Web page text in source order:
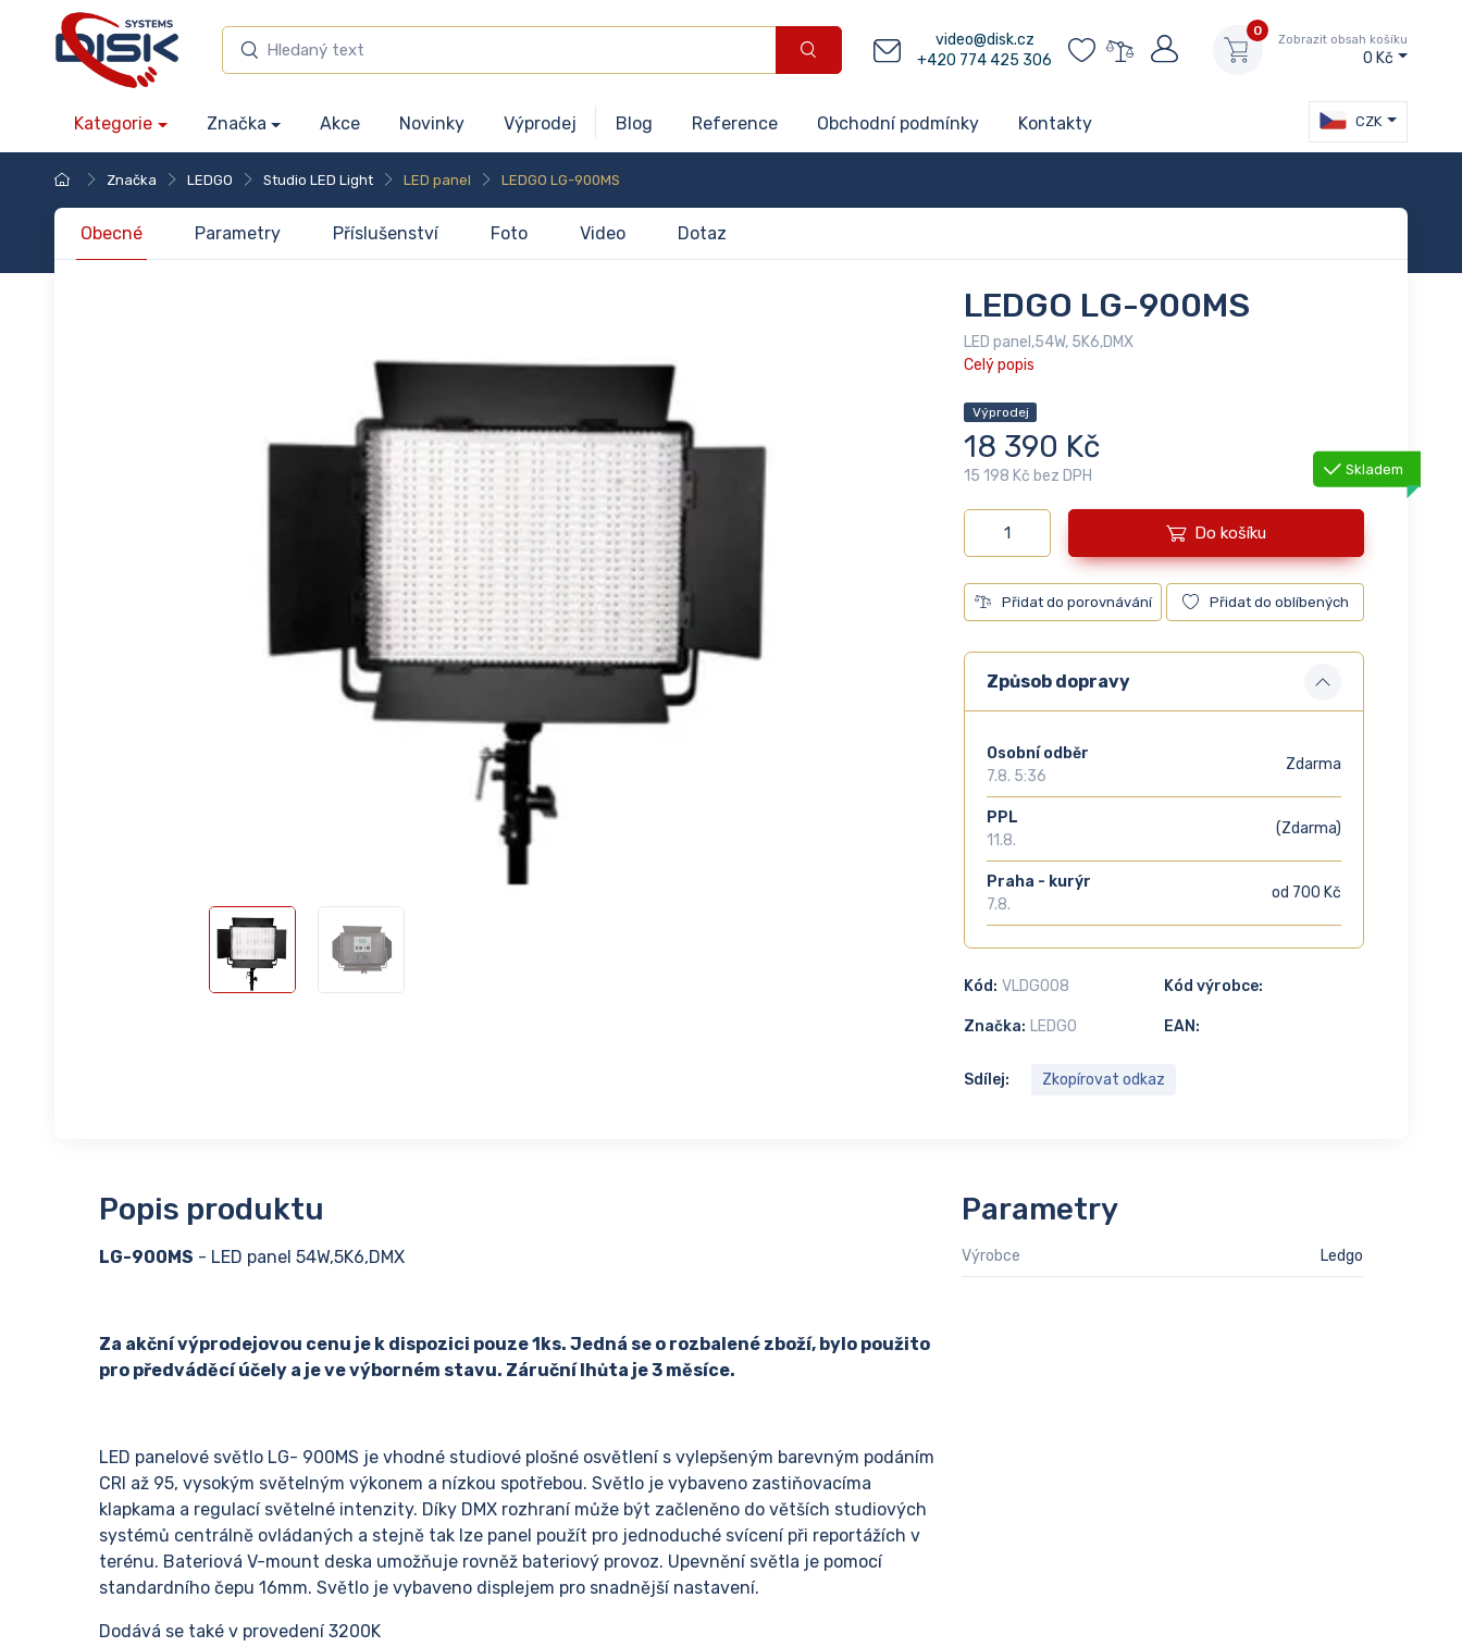
video@disk.cz
+420 774 425 306
0
Zobrazit obsah košíku
0 Kč
Kategorie Značka Akce Novinky Výprodej Blog Reference Obchodní podmínky Kontakty CZK
Značka LEDGO Studio LED Light LED panel LEDGO LG-900MS
Obecné Parametry Příslušenství Foto Video Dotaz
LEDGO LG-900MS
LED panel,54W, 5K6,DMX
Celý popis
Výprodej
18 390 Kč
15 198 Kč bez DPH Skladem
Do košíku
Přidat do porovnávání Přidat do oblíbených
Způsob dopravy
Osobní odběr
7.8. 5:36
Zdarma
PPL
11.8.
(Zdarma)
Praha - kurýr
7.8.
od 700 Kč
Kód: VLDG008 Kód výrobce:
EAN:
Značka: LEDGO
Sdílej: Zkopírovat odkaz
Popis produktu
LG-900MS - LED panel 54W,5K6,DMX
Za akční výprodejovou cenu je k dispozici pouze 1ks. Jedná se o rozbalené zboží, bylo použito
pro předváděcí účely a je ve výborném stavu. Záruční lhůta je 3 měsíce.
LED panelové světlo LG- 900MS je vhodné studiové plošné osvětlení s vylepšeným barevným podáním
CRI až 95, vysokým světelným výkonem a nízkou spotřebou. Světlo je vybaveno zastiňovacíma
klapkama a regulací světelné intenzity. Díky DMX rozhraní může být začleněno do větších studiových
systémů centrálně ovládaných a stejně tak lze panel použít pro jednoduché svícení při reportážích v
terénu. Bateriová V-mount deska umožňuje rovněž bateriový provoz. Upevnění světla je pomocí
standardního čepu 16mm. Světlo je vybaveno displejem pro snadnější nastavení.
Dodává se také v provedení 3200K
Parametry
Výrobce Ledgo